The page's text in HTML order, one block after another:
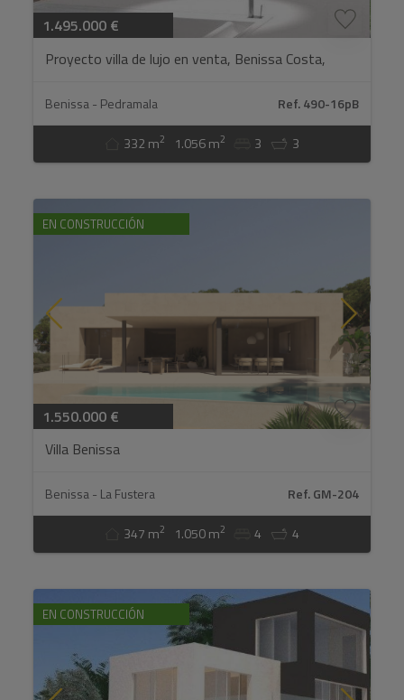
1.495.000 €
Proyecto villa de lujo en venta, Benissa Costa,
Benissa - Pedramala Ref. 490-16pB
332 m2 1.056 m2 3 3
EN CONSTRUCCIÓN
1.550.000 €
Villa Benissa
Benissa - La Fustera Ref. GM-204
347 m2 1.050 m2 4 4
EN CONSTRUCCIÓN